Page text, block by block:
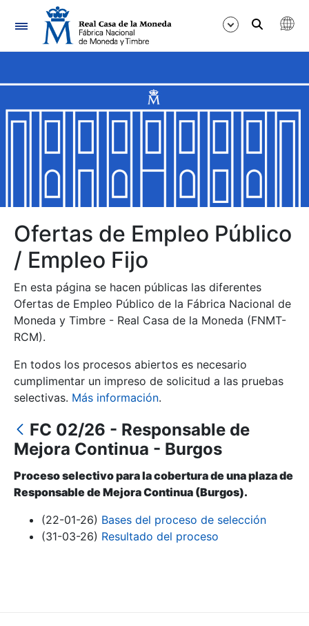
Navegación
Mostrar/Ocultar
Mostrar/Ocultar
Mostrar/Ocultar
Mostrar/Ocultar
Mostrar/Ocultar
Mostrar/Ocultar
Ofertas de Empleo Público
/ Empleo Fijo
En esta página se hacen públicas las diferentes
Ofertas de Empleo Público de la Fábrica Nacional de
Moneda y Timbre - Real Casa de la Moneda (FNMT-
RCM).
En todos los procesos abiertos es necesario
cumplimentar un impreso de solicitud a las pruebas
selectivas. Más información.
FC 02/26 - Responsable de
Mejora Continua - Burgos
Proceso selectivo para la cobertura de una plaza de
Responsable de Mejora Continua (Burgos).
(22-01-26) Bases del proceso de selección
(31-03-26) Resultado del proceso